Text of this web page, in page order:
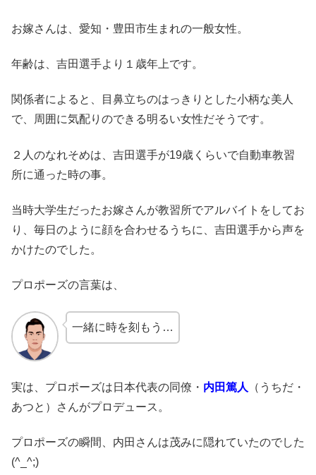
お嫁さんは、愛知・豊田市生まれの一般女性。
年齢は、吉田選手より１歳年上です。
関係者によると、目鼻立ちのはっきりとした小柄な美人
で、周囲に気配りのできる明るい女性だそうです。
２人のなれそめは、吉田選手が19歳くらいで自動車教習
所に通った時の事。
当時大学生だったお嫁さんが教習所でアルバイトをしてお
り、毎日のように顔を合わせるうちに、吉田選手から声を
かけたのでした。
プロポーズの言葉は、
一緒に時を刻もう…
実は、プロポーズは日本代表の同僚・ 内田篤人
（うちだ・
あつと）さんがプロデュース。
プロポーズの瞬間、内田さんは茂みに隠れていたのでした
(^_^;)